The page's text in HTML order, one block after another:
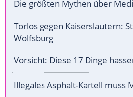
Die größten Mythen über
Torlos gegen Kaiserslautern:
Wolfsburg
Vorsicht: Diese 17 Dinge
Illegales Asphalt-Kartell muss